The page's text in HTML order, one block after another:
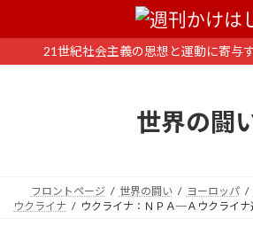
ン
ー
21世紀社会主義の思想と運動に寄与
世界の闘
フロントページ 世界の闘い ヨーロッパ
ウクライナ
ウクライナ：ＮＰＡ─Ａウクライナ